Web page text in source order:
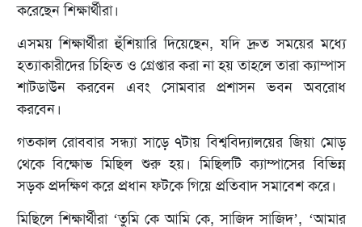
করেছেন শিক্ষার্থীরা।
এসময় শিক্ষার্থীরা হুঁশিয়ারি দিয়েছেন, যদি দ্রুত সময়ের মধ্যে
হত্যাকারীদের চিহ্নিত ও গ্রেপ্তার করা না হয় তাহলে তারা ক্যাম্পাস
শাটডাউন করবেন এবং সোমবার প্রশাসন ভবন অবরোধ
করবেন।
গতকাল রোববার সন্ধ্যা সাড়ে ৭টায় বিশ্ববিদ্যালয়ের জিয়া মোড়
থেকে বিক্ষোভ মিছিল শুরু হয়। মিছিলটি ক্যাম্পাসের বিভিন্ন
সড়ক প্রদক্ষিণ করে প্রধান ফটকে গিয়ে প্রতিবাদ সমাবেশ করে।
মিছিলে শিক্ষার্থীরা ‘তুমি কে আমি কে, সাজিদ সাজিদ’, ‘আমার